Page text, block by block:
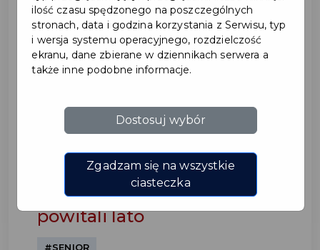
Najmłodsi bawili się
podczas akcji Wakacje w
mieście, a seniorzy oficjalnie
powitali lato
#SENIOR
ilość czasu spędzonego na poszczególnych
stronach, data i godzina korzystania z Serwisu, typ
i wersja systemu operacyjnego, rozdzielczość
ekranu, dane zbierane w dziennikach serwera a
także inne podobne informacje.
Dostosuj wybór
Zgadzam się na wszystkie
ciasteczka